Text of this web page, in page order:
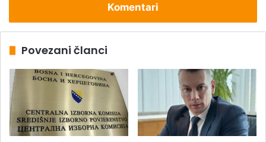
Komentari
Povezani članci